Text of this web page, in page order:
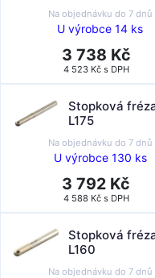
Na objednávku do 7 dnů
U výrobce 14 ks
3 738 Kč
4 523 Kč s DPH
Stopková
L175
Na objednávku do 7 dnů
U výrobce 130 ks
3 792 Kč
4 588 Kč s DPH
Stopková
L160
Na objednávku do 7 dnů